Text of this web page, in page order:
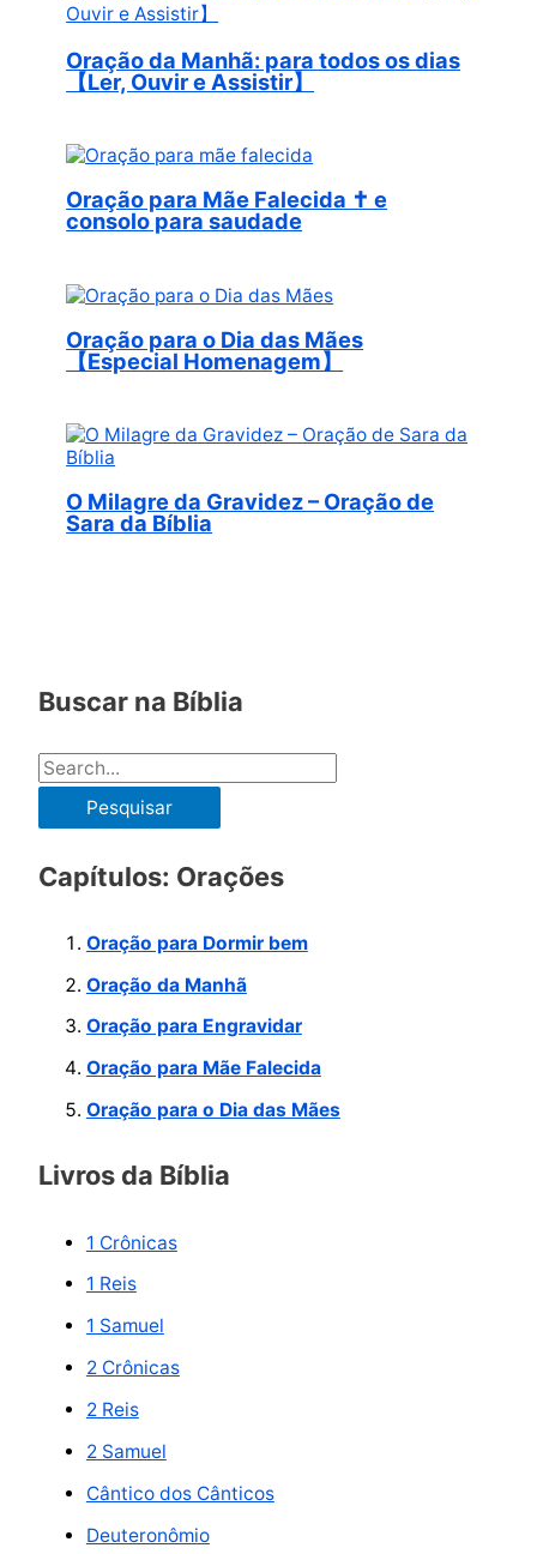
Oração da Manhã: para todos os dias
【Ler, Ouvir e Assistir】
Oração para Mãe Falecida ✝︎ e
consolo para saudade
Oração para o Dia das Mães
【Especial Homenagem】
O Milagre da Gravidez – Oração de
Sara da Bíblia
Buscar na Bíblia
P
q
r
Capítulos: Orações
Oração para Dormir bem
Oração da Manhã
Oração para Engravidar
Oração para Mãe Falecida
Oração para o Dia das Mães
Livros da Bíblia
1 Crônicas
1 Reis
1 Samuel
2 Crônicas
2 Reis
2 Samuel
Cântico dos Cânticos
Deuteronômio